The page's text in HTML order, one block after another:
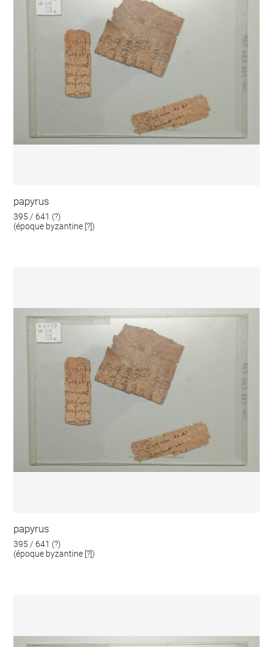
papyrus
395 / 641 (?)
(époque byzantine [?])
papyrus
395 / 641 (?)
(époque byzantine [?])